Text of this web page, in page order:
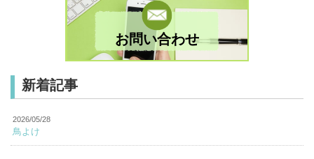
お問い合わせ
新着記事
2026/05/28
鳥よけ